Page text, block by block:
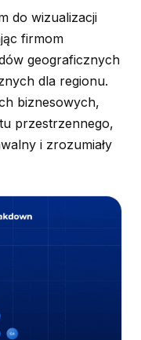
do wizualizacji
firmom
geograficznych
dla regionu.
biznesowych,
przestrzennego,
i zrozumiały